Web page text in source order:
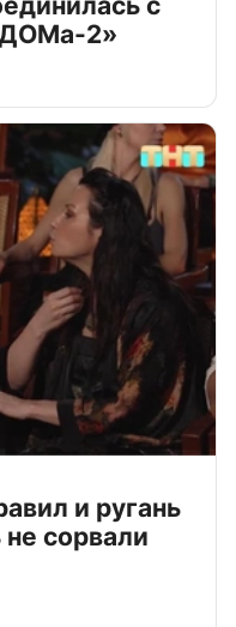
2»
и ругань
сорвали